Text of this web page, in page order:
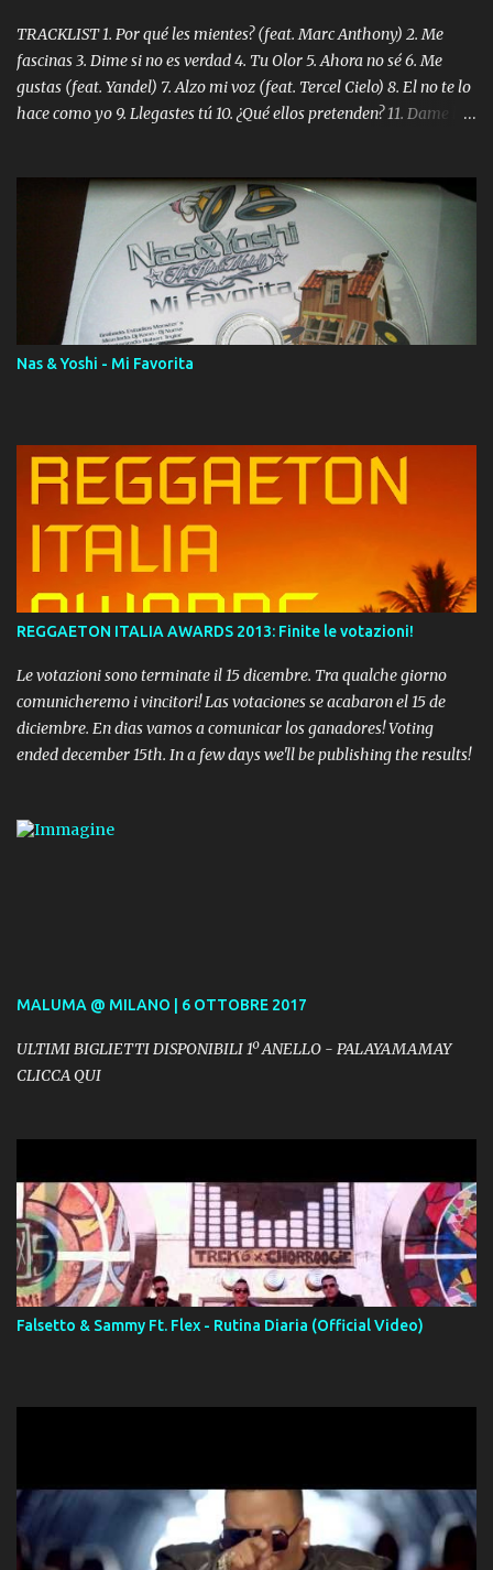
TRACKLIST 1. Por qué les mientes? (feat. Marc Anthony) 2. Me
fascinas 3. Dime si no es verdad 4. Tu Olor 5. Ahora no sé 6. Me
gustas (feat. Yandel) 7. Alzo mi voz (feat. Tercel Cielo) 8. El no te lo
hace como yo 9. Llegastes tú 10. ¿Qué ellos pretenden? 11. Dame la
Digital Booklet – Invicto ----------------------------- Nota:
Album proposto al massimo della qualità in formato iTunes Plus
AAC M4A; comprato su iTunes e a disposizione vostra per il
download. REGGAETON ITALIA Nosotros Somos Los Del
Momento!
Nas & Yoshi - Mi Favorita
REGGAETON ITALIA AWARDS 2013: Finite le votazioni!
Le votazioni sono terminate il 15 dicembre. Tra qualche giorno
comunicheremo i vincitori! Las votaciones se acabaron el 15 de
diciembre. En dias vamos a comunicar los ganadores! Voting
ended december 15th. In a few days we'll be publishing the results!
MALUMA @ MILANO | 6 OTTOBRE 2017
ULTIMI BIGLIETTI DISPONIBILI 1º ANELLO - PALAYAMAMAY
CLICCA QUI
Falsetto & Sammy Ft. Flex - Rutina Diaria (Official Video)